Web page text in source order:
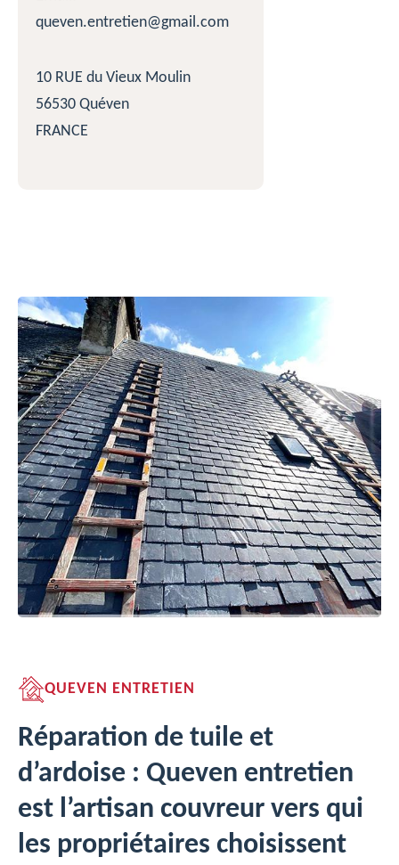
queven.entretien@gmail.com
10 RUE du Vieux Moulin
56530 Quéven
FRANCE
QUEVEN ENTRETIEN
Réparation de tuile et
d’ardoise : Queven entretien
est l’artisan couvreur vers qui
les propriétaires choisissent